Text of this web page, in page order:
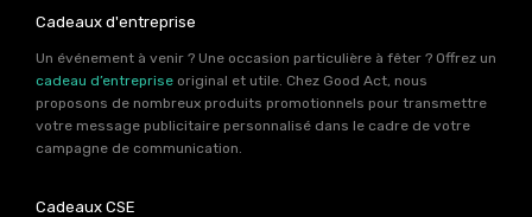
Cadeaux d'entreprise
Un événement à venir ? Une occasion particulière à fêter ? Offrez un
cadeau d’entreprise original et utile. Chez Good Act, nous
proposons de nombreux produits promotionnels pour transmettre
votre message publicitaire personnalisé dans le cadre de votre
campagne de communication.
Cadeaux CSE